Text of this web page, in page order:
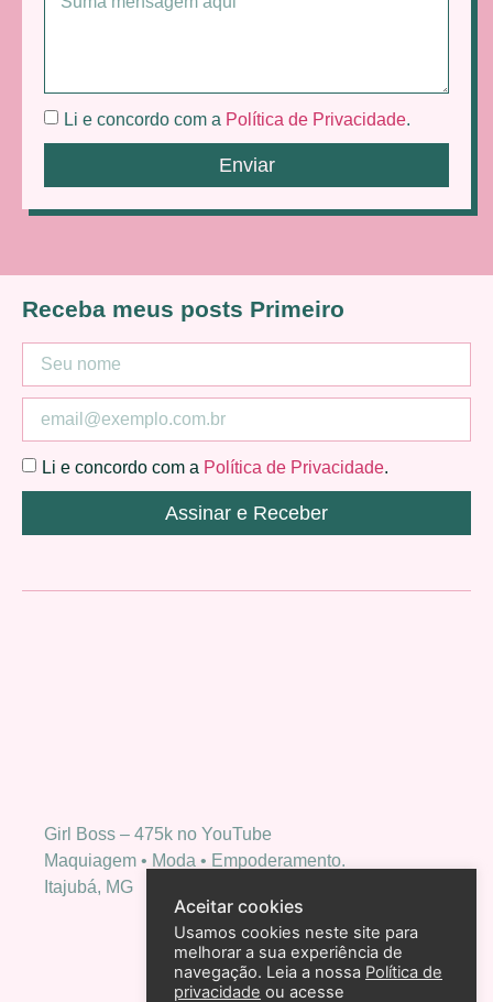
Li e concordo com a Política de Privacidade.
Enviar
Girl Boss – 475k no YouTube
Maquiagem • Moda • Empoderamento.
Itajubá, MG
Receba meus posts Primeiro
Li e concordo com a Política de Privacidade.
Assinar e Receber
Aceitar cookies
Usamos cookies neste site para
melhorar a sua experiência de
navegação. Leia a nossa Política de
privacidade ou acesse